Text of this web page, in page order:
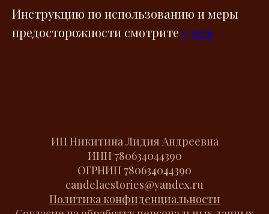
Инструкцию по использованию и меры
предосторожности смотрите здесь
ИП Никитина Лидия Андреевна
ИНН 780634044390
ОГРНИП 780634044390
candelaestories@yandex.ru
Политика конфиденциальности